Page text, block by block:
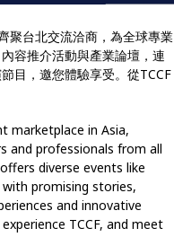
聚台北交流洽商，為全球專業
容推介活動與產業論壇，連
目，邀您體驗享受。從TCCF
marketplace in Asia,
and professionals from all
diverse events like
promising stories,
and innovative
TCCF, and meet